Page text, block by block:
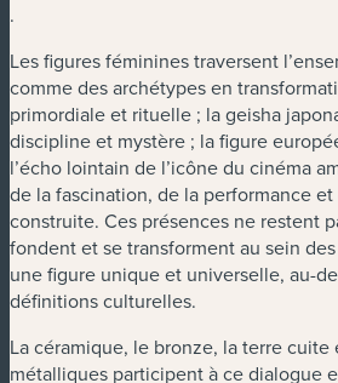
.
Les figures féminines traversent
comme des archétypes en
primordiale et rituelle ; la geisha
discipline et mystère ; la figure
l’écho lointain de l’icône du cinéma
de la fascination, de la performance
construite. Ces présences ne restent
fondent et se transforment au sein
une figure unique et universelle, au-
définitions culturelles.
La céramique, le bronze, la terre
métalliques participent à ce dialogue